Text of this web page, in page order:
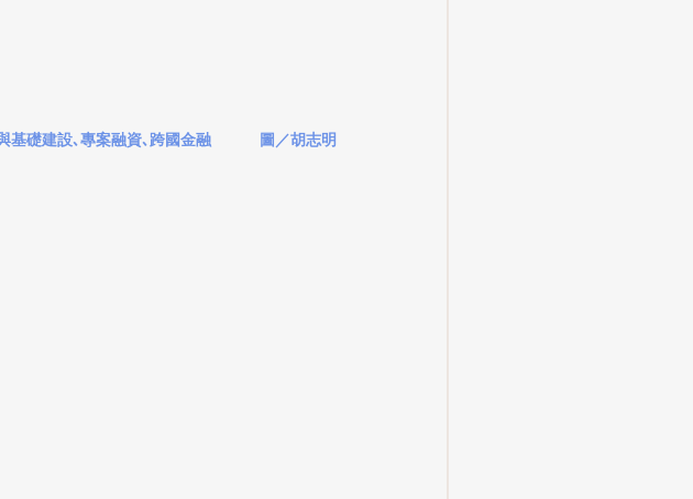
礎建設､專案融資､跨國金融           圖／胡志明